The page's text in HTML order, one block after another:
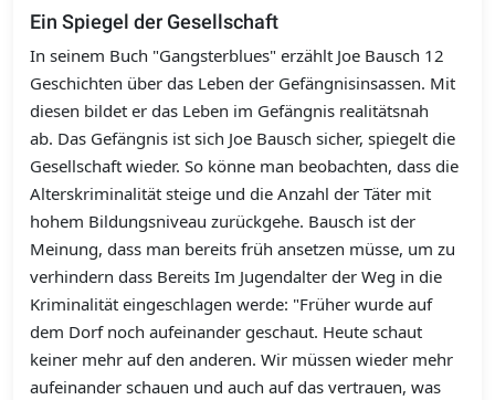
Ein Spiegel der Gesellschaft
In seinem Buch "Gangsterblues" erzählt Joe Bausch 12
Geschichten über das Leben der Gefängnisinsassen. Mit
diesen bildet er das Leben im Gefängnis realitätsnah
ab. Das Gefängnis ist sich Joe Bausch sicher, spiegelt die
Gesellschaft wieder. So könne man beobachten, dass die
Alterskriminalität steige und die Anzahl der Täter mit
hohem Bildungsniveau zurückgehe. Bausch ist der
Meinung, dass man bereits früh ansetzen müsse, um zu
verhindern dass Bereits Im Jugendalter der Weg in die
Kriminalität eingeschlagen werde: "Früher wurde auf
dem Dorf noch aufeinander geschaut. Heute schaut
keiner mehr auf den anderen. Wir müssen wieder mehr
aufeinander schauen und auch auf das vertrauen, was